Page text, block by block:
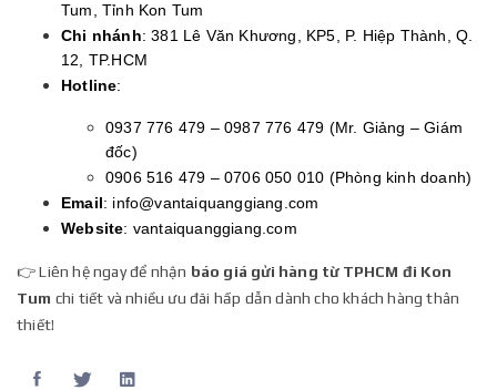
Tum, Tỉnh Kon Tum
Chi nhánh: 381 Lê Văn Khương, KP5, P. Hiệp Thành, Q.
12, TP.HCM
Hotline:
0937 776 479 – 0987 776 479 (Mr. Giảng – Giám
đốc)
0906 516 479 – 0706 050 010 (Phòng kinh doanh)
Email: info@vantaiquanggiang.com
Website: vantaiquanggiang.com
👉 Liên hệ ngay để nhận báo giá gửi hàng từ TPHCM đi Kon
Tum chi tiết và nhiều ưu đãi hấp dẫn dành cho khách hàng thân
thiết!